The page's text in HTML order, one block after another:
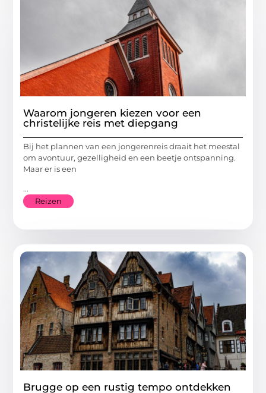
Waarom jongeren kiezen voor een
christelijke reis met diepgang
Bij het plannen van een jongerenreis draait het meestal
om avontuur, gezelligheid en een beetje ontspanning.
Maar er is een
...
Reizen
Brugge op een rustig tempo ontdekken